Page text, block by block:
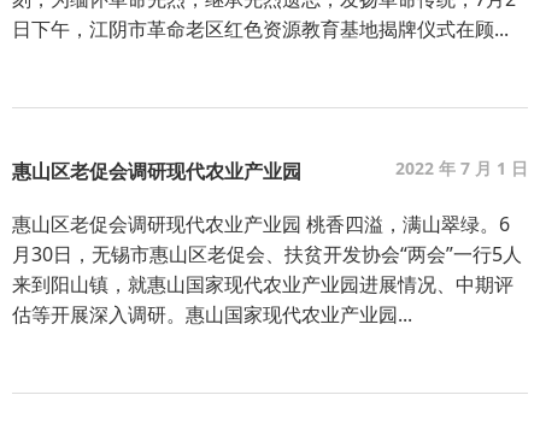
日下午，江阴市革命老区红色资源教育基地揭牌仪式在顾...
惠山区老促会调研现代农业产业园 2022 年 7 月 1 日
惠山区老促会调研现代农业产业园 桃香四溢，满山翠绿。6
月30日，无锡市惠山区老促会、扶贫开发协会“两会”一行5人
来到阳山镇，就惠山国家现代农业产业园进展情况、中期评
估等开展深入调研。惠山国家现代农业产业园...